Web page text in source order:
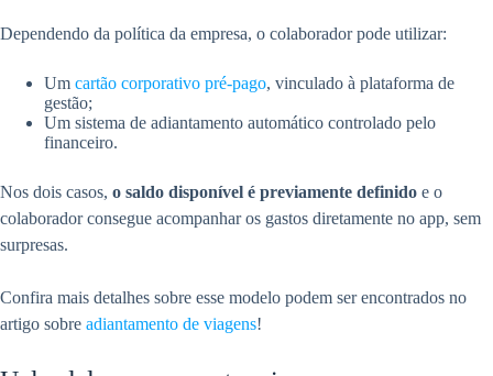
Dependendo da política da empresa, o colaborador pode utilizar:
Um cartão corporativo pré-pago, vinculado à plataforma de
gestão;
Um sistema de adiantamento automático controlado pelo
financeiro.
Nos dois casos, o saldo disponível é previamente definido e o
colaborador consegue acompanhar os gastos diretamente no app, sem
surpresas.
Confira mais detalhes sobre esse modelo podem ser encontrados no
artigo sobre adiantamento de viagens!